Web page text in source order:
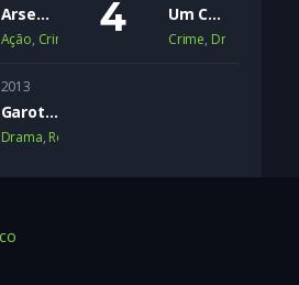
Arsenal
Ação, Crime
Um Crime Passional
Crime, Drama
2013
Garotas Inocentes
Drama, Romance